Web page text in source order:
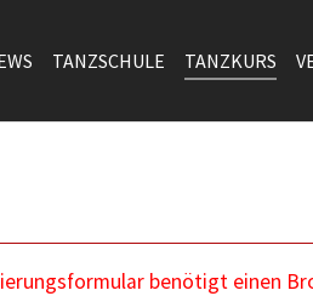
TANZSCHULE TANZKURS
benötigt einen